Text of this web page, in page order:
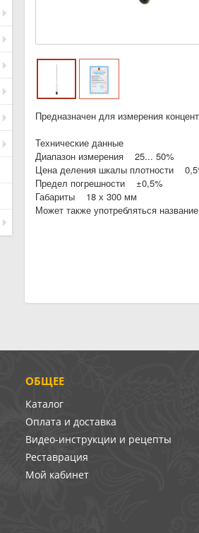
Предназначен для измерения
Технические данные
Диапазон измерения 25... 50%
Цена деления шкалы плотности
Предел погрешности ±0,5%
Габариты 18 х 300 мм
Может также употребляться
ОБЩЕЕ
Каталог
Оплата и доставка
Видео-инструкции и рецепты
Реставрация
Мой кабинет